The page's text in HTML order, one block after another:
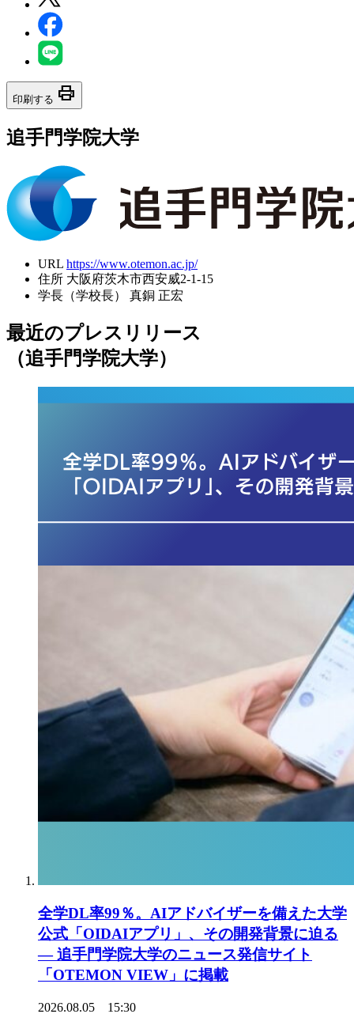
印刷する print
追手門学院大学
URL https://www.otemon.ac.jp/
住所 大阪府茨木市西安威2-1-15
学長（学校長）
真銅 正宏
最近のプレスリリース
（追手門学院大学）
全学DL率99％。AIアドバイザーを備えた大学
公式「OIDAIアプリ」、その開発背景に迫る
― 追手門学院大学のニュース発信サイト
「OTEMON VIEW」に掲載
2026.08.05 15:30